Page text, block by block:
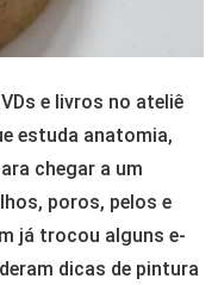
e livros no ateliê
estuda anatomia,
chegar a um
poros, pelos e
já trocou alguns e-
dicas de pintura